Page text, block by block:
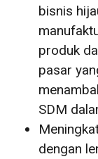
bisnis
produk
pasar
SDM
dengan